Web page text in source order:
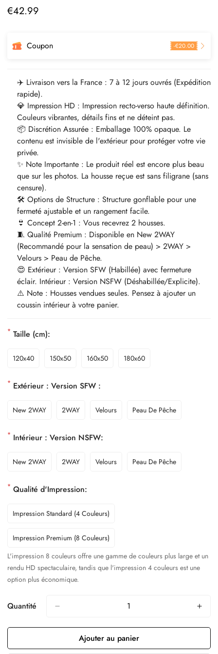
Prix
€42.99
Coupon -€20.00
✈️ Livraison vers la France : 7 à 12 jours ouvrés (Expédition
rapide).
💎 Impression HD : Impression recto-verso haute définition.
Couleurs vibrantes, détails fins et ne déteint pas.
📦 Discrétion Assurée : Emballage 100% opaque. Le
contenu est invisible de l'extérieur pour protéger votre vie
privée.
✨ Note Importante : Le produit réel est encore plus beau
que sur les photos. La housse reçue est sans filigrane (sans
censure).
🛠️ Options de Structure : Structure gonflable pour une
fermeté ajustable et un rangement facile.
👙 Concept 2-en-1 : Vous recevrez 2 housses.
🧵 Qualité Premium : Disponible en New 2WAY
(Recommandé pour la sensation de peau) > 2WAY >
Velours > Peau de Pêche.
😍 Extérieur : Version SFW (Habillée) avec fermeture
éclair. Intérieur : Version NSFW (Déshabillée/Explicite).
⚠️ Note : Housses vendues seules. Pensez à ajouter un
coussin intérieur à votre panier.
* Taille (cm):
120x40 150x50 160x50 180x60
* Extérieur : Version SFW :
New 2WAY 2WAY Velours Peau De Pêche
* Intérieur : Version NSFW:
New 2WAY 2WAY Velours Peau De Pêche
* Qualité d'Impression:
Impression Standard (4 Couleurs)
Impression Premium (8 Couleurs)
L'impression 8 couleurs offre une gamme de couleurs plus large et un
rendu HD spectaculaire, tandis que l'impression 4 couleurs est une
option plus économique.
Quantité
Ajouter au panier